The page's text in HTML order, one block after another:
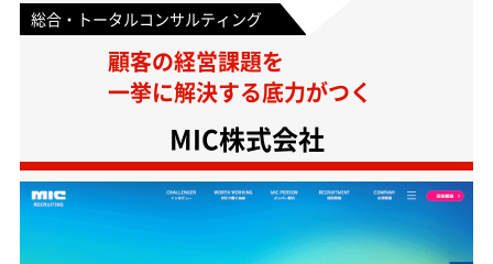
総合・トータルコンサルティング
顧客の経営課題を
一挙に解決する底力がつく
MIC株式会社